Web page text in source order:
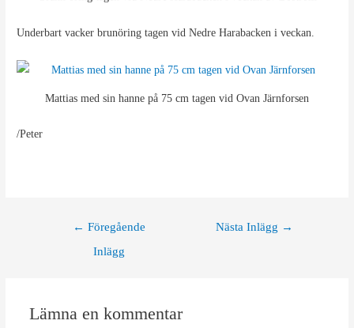
Underbart vacker brunöring tagen vid Nedre Harabacken i veckan.
Mattias med sin hanne på 75 cm tagen vid Ovan Järnforsen
/Peter
Inläggsnavigering
← Föregående
Inlägg
Nästa Inlägg →
Lämna en kommentar